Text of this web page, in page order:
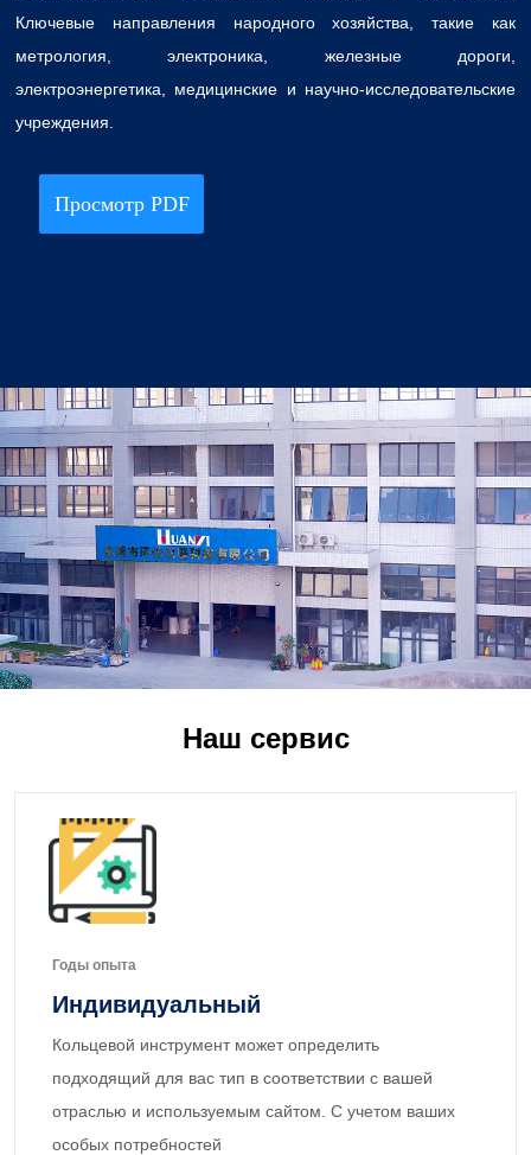
Ключевые направления народного хозяйства, такие как
метрология, электроника, железные дороги,
электроэнергетика, медицинские и научно-исследовательские
учреждения.
Просмотр PDF
Наш сервис
Годы опыта
Индивидуальный
Кольцевой инструмент может определить
подходящий для вас тип в соответствии с вашей
отраслью и используемым сайтом. С учетом ваших
особых потребностей